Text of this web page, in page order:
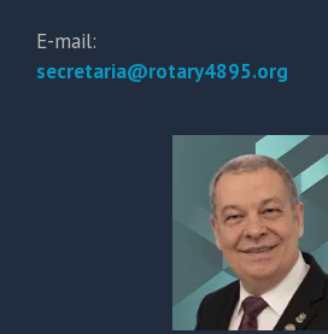
E-mail:
secretaria@rotary4895.org